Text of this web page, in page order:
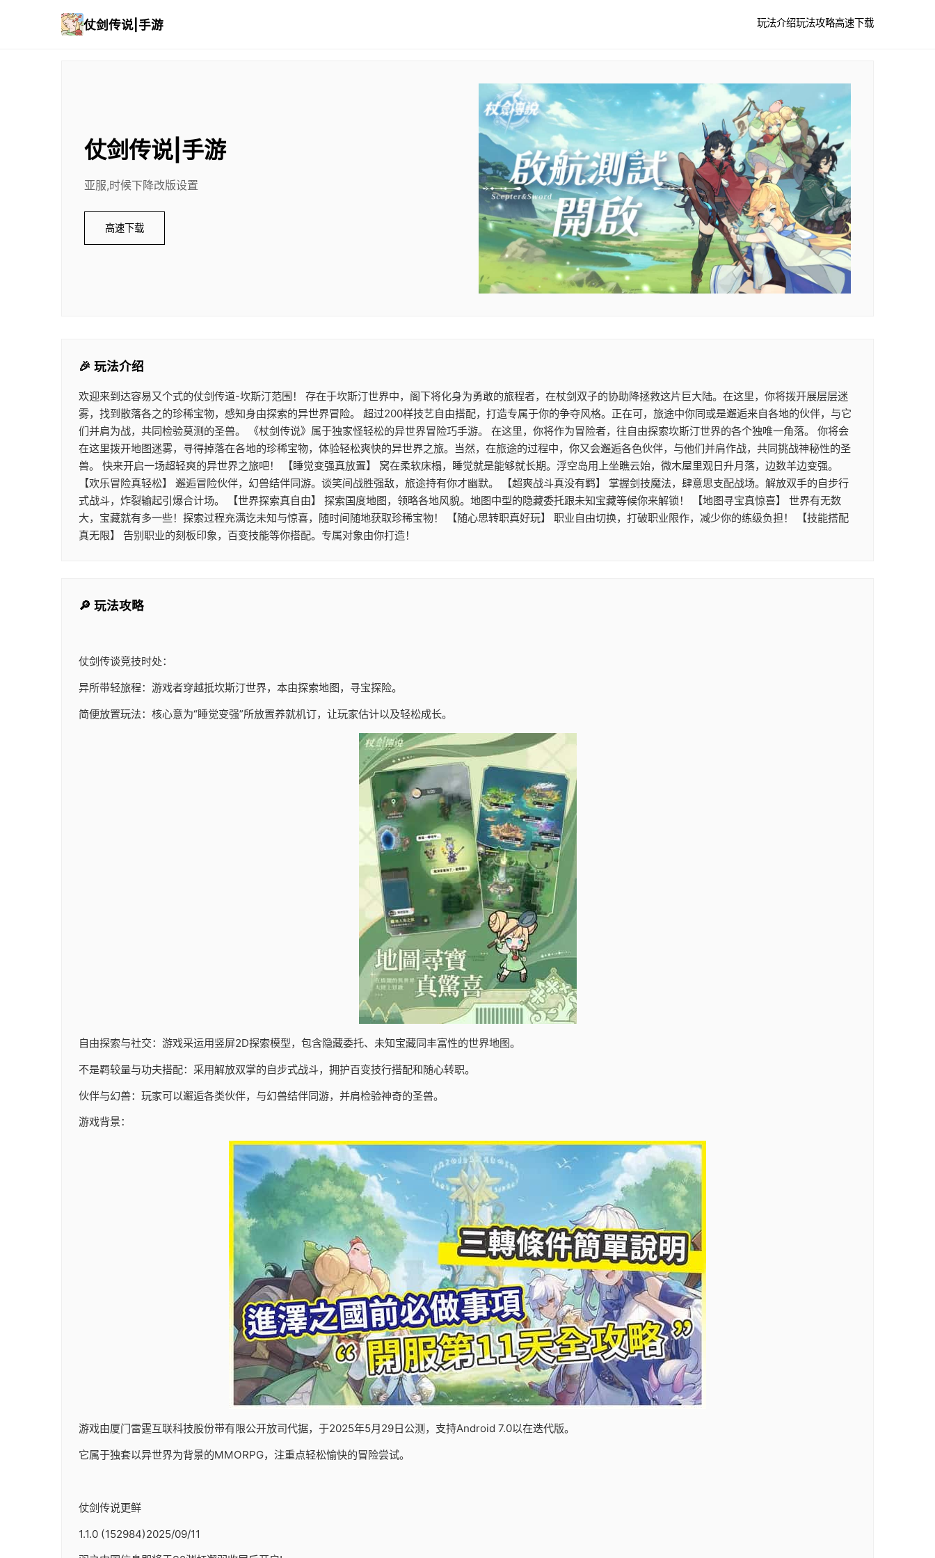
仗剑传说|手游 玩法介绍玩法攻略高速下载
仗剑传说|手游
亚服,时候下降改版设置
高速下载
🎉 玩法介绍
欢迎来到达容易又个式的仗剑传道-坎斯汀范围！ 存在于坎斯汀世界中，阁下将化身为勇敢的旅程者，在杖剑双子的协助降拯救这片巨大陆。在这里，你将拨开展层层迷
雾，找到散落各之的珍稀宝物，感知身由探索的异世界冒险。 超过200样技艺自由搭配，打造专属于你的争夺风格。正在可，旅途中你同或是邂逅来自各地的伙伴，与它
们并肩为战，共同检验莫测的圣兽。 《杖剑传说》属于独家怪轻松的异世界冒险巧手游。 在这里，你将作为冒险者，往自由探索坎斯汀世界的各个独唯一角落。 你将会
在这里拨开地图迷雾，寻得掉落在各地的珍稀宝物，体验轻松爽快的异世界之旅。当然，在旅途的过程中，你又会邂逅各色伙伴，与他们并肩作战，共同挑战神秘性的圣
兽。 快来开启一场超轻爽的异世界之旅吧！ 【睡觉变强真放置】 窝在柔软床榻，睡觉就是能够就长期。浮空岛用上坐瞧云始，微木屋里观日升月落，边数羊边变强。
【欢乐冒险真轻松】 邂逅冒险伙伴，幻兽结伴同游。谈笑间战胜强敌，旅途持有你才幽默。 【超爽战斗真没有羁】 掌握剑技魔法，肆意思支配战场。解放双手的自步行
式战斗，炸裂输起引爆合计场。 【世界探索真自由】 探索国度地图，领略各地风貌。地图中型的隐藏委托跟未知宝藏等候你来解锁！ 【地图寻宝真惊喜】 世界有无数
大，宝藏就有多一些！探索过程充满讫未知与惊喜，随时间随地获取珍稀宝物！ 【随心思转职真好玩】 职业自由切换，打破职业限作，减少你的练级负担！ 【技能搭配
真无限】 告别职业的刻板印象，百变技能等你搭配。专属对象由你打造！
🔎 玩法攻略
仗剑传谈竞技时处：
异所带轻旅程：游戏者穿越抵坎斯汀世界，本由探索地图，寻宝探险。
简便放置玩法：核心意为“睡觉变强”所放置养就机订，让玩家估计以及轻松成长。
自由探索与社交：游戏采运用竖屏2D探索模型，包含隐藏委托、未知宝藏同丰富性的世界地图。
不是羁较量与功夫搭配：采用解放双掌的自步式战斗，拥护百变技行搭配和随心转职。
伙伴与幻兽：玩家可以邂逅各类伙伴，与幻兽结伴同游，并肩检验神奇的圣兽。
游戏背景：
游戏由厦门雷霆互联科技股份带有限公开放司代据，于2025年5月29日公测，支持Android 7.0以在迭代版。
它属于独套以异世界为背景的MMORPG，注重点轻松愉快的冒险尝试。
仗剑传说更鲜
1.1.0 (152984)2025/09/11